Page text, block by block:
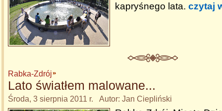
kapryśnego lata. czytaj
Rabka-Zdrój
Lato światłem malowane...
Środa, 3 sierpnia 2011 r. Autor: Jan Ciepliński